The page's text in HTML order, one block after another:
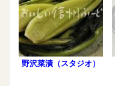
野沢菜漬（スタジオ）